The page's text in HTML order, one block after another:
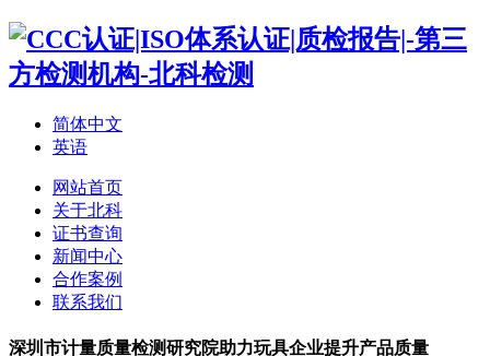
简体中文
英语
网站首页
关于北科
证书查询
新闻中心
合作案例
联系我们
深圳市计量质量检测研究院助力玩具企业提升产品质量